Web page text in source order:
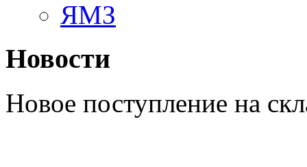
ЯМЗ
Новости
Новое поступление на